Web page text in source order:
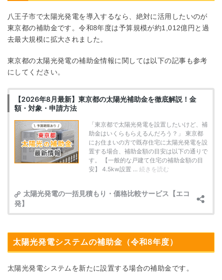
八王子市で太陽光発電を導入するなら、絶対に活用したいのが
東京都の補助金です。令和8年度は予算規模が約1,012億円と過
去最大規模に拡大されました。
東京都の太陽光発電の補助金情報に関しては以下の記事も参考
にしてください。
太陽光発電システムの補助金（令和8年度）
太陽光発電システムを新たに設置する場合の補助金です。